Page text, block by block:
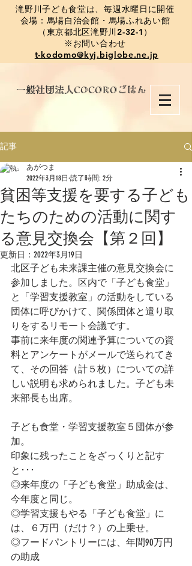
​滝野川子ども食堂は、毎週水曜日に開催
会場：馬場自治会館・馬場ふれあい館
（東京都北区滝野川2-32-1）
※お問い合わせ
t-kodomo@kyj.biglobe.ne.jp
​一般社団法人COCOROごはん
記事
貧困等支援を要する子ども
たちのための活動に関す
る意見交換会【第２回】
あがつま
2022年3月18日 読了時間: 2分
更新日： 2022年3月19日
北区子ども未来課主催の意見交換会に
参加しました。区内で「子ども食堂」
と「学習支援教室」の活動をしている
団体に呼びかけて、関係団体と遣り取
りをするリモート会議です。
事前に来年度の関連予算についての資
料とアンケートがメールで送られてき
て、その回答（計５枚）についての詳
しい説明も求められました。子ども未
来部長も出席。
子ども食堂・学習支援教室５団体が参
加。
印象に残ったことをざっくりと記す
と･･･
◎来年度の「子ども食堂」助成金は、
今年度と同じ。
◎学習支援もやる「子ども食堂」に
は、６万円（だけ？）の上乗せ。
◎フードパントリーには、年間90万円
の助成